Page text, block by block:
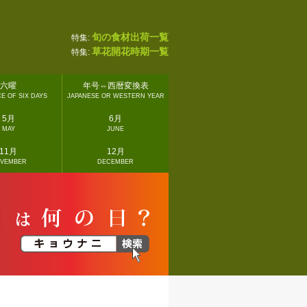
特集: 旬の食材出荷一覧
特集: 草花開花時期一覧
六曜
OF SIX DAYS
年号⇔西暦変換表
JAPANESE OR WESTERN YEAR
5月
MAY
6月
JUNE
11月 12月
DECEMBER